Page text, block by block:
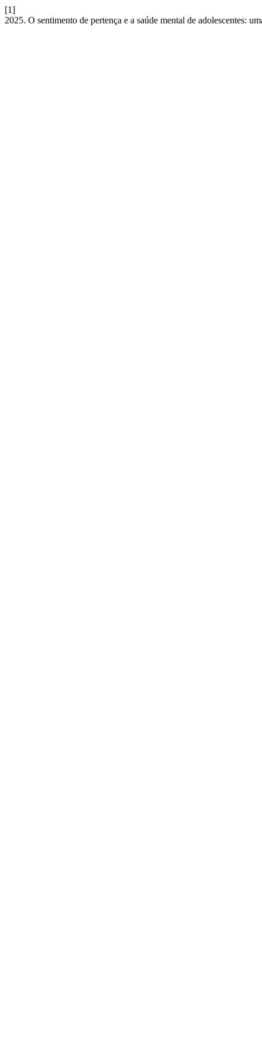
[1]
2025. O sentimento de pertença e a saúde mental de adolescentes: